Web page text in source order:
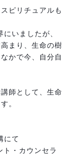
ピリチュアルも
いましたが、
まり、生命の樹
かで今、自分自
師として、生命
。
にて
カウンセラ